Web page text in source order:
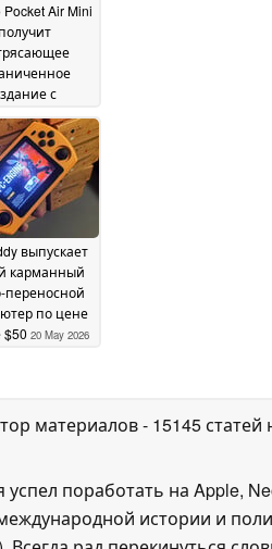
Air Mini
получит
с
играми
May 2026
выпускает
карманный
переносной
по цене
$50 20 May 2026
материалов- 15145 статей
поработать на Apple,
истории и